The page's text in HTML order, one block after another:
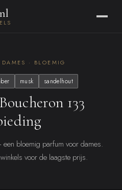
· BLOEMIG
musk sandelhout
133
bloemig parfum voor dames.
voor de laagste prijs.